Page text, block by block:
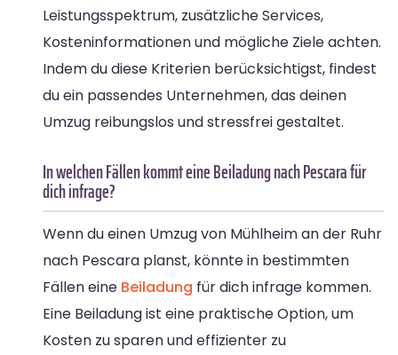
Leistungsspektrum, zusätzliche Services,
Kosteninformationen und mögliche Ziele achten.
Indem du diese Kriterien berücksichtigst, findest
du ein passendes Unternehmen, das deinen
Umzug reibungslos und stressfrei gestaltet.
In welchen Fällen kommt eine Beiladung nach Pescara für
dich infrage?
Wenn du einen Umzug von Mühlheim an der Ruhr
nach Pescara planst, könnte in bestimmten
Fällen eine Beiladung für dich infrage kommen.
Eine Beiladung ist eine praktische Option, um
Kosten zu sparen und effizienter zu